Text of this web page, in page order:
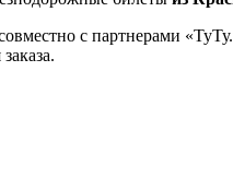
с партнерами